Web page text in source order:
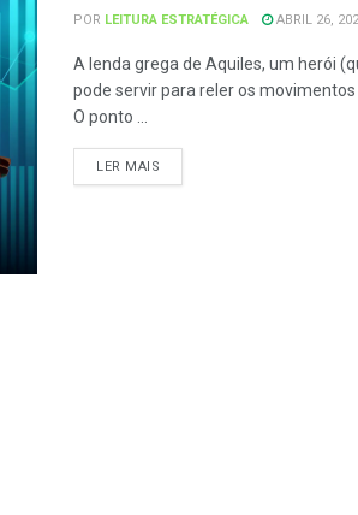
POR LEITURA ESTRATÉGICA ABRIL 26,
A lenda grega de Aquiles, um herói
pode servir para reler os movimentos
O ponto ...
LER MAIS